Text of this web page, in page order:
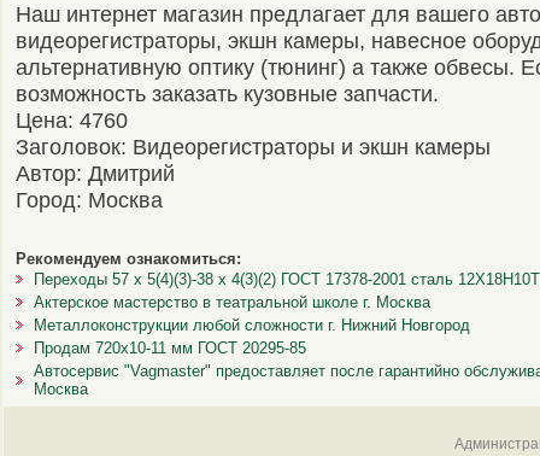
Наш интернет магазин предлагает для вашего
видеорегистраторы, экшн камеры, навесное
альтернативную оптику (тюнинг) а также обвесы.
возможность заказать кузовные запчасти.
Цена: 4760
Заголовок: Видеорегистраторы и экшн камеры
Автор: Дмитрий
Город: Москва
Рекомендуем ознакомиться:
Переходы 57 x 5(4)(3)-38 x 4(3)(2) ГОСТ 17378-2001 сталь
Актерское мастерство в театральной школе г. Москва
Металлоконструкции любой сложности г. Нижний Новгород
Продам 720х10-11 мм ГОСТ 20295-85
Автосервис "Vagmaster" предоставляет после гарантийно
Москва